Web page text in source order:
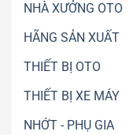
NHÀ XƯỞNG OTO
HÃNG SẢN XUẤT
THIẾT BỊ OTO
THIẾT BỊ XE MÁY
NHỚT - PHỤ GIA